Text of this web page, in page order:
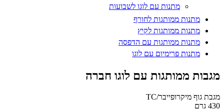
מתנות עם לוגו לשבועות
מתנות ממותגות לחורף
מתנות ממותגות לקיץ
מתנות ממותגות עם הדפסה
מתנות פרימיום עם לוגו
מגבות ממותגות עם לוגו חברה
מגבת גוף מיקרופייבר/TC
430 גרם